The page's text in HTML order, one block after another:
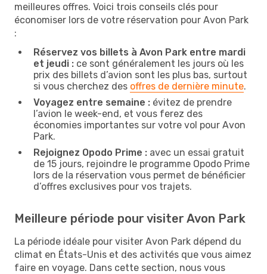
meilleures offres. Voici trois conseils clés pour
économiser lors de votre réservation pour Avon Park
:
Réservez vos billets à Avon Park entre mardi
et jeudi : ce sont généralement les jours où les
prix des billets d’avion sont les plus bas, surtout
si vous cherchez des offres de dernière minute.
Voyagez entre semaine : évitez de prendre
l’avion le week-end, et vous ferez des
économies importantes sur votre vol pour Avon
Park.
Rejoignez Opodo Prime : avec un essai gratuit
de 15 jours, rejoindre le programme Opodo Prime
lors de la réservation vous permet de bénéficier
d’offres exclusives pour vos trajets.
Meilleure période pour visiter Avon Park
La période idéale pour visiter Avon Park dépend du
climat en États-Unis et des activités que vous aimez
faire en voyage. Dans cette section, nous vous